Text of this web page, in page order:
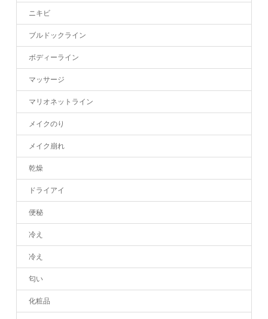
ニキビ
ブルドックライン
ボディーライン
マッサージ
マリオネットライン
メイクのり
メイク崩れ
乾燥
ドライアイ
便秘
冷え
冷え
匂い
化粧品